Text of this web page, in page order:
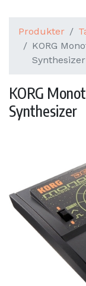
Produkter
KORG
Synthesizer
KORG
Synthesizer